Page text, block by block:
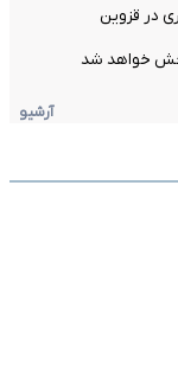
در قزوین
خواهد شد
آرشیو